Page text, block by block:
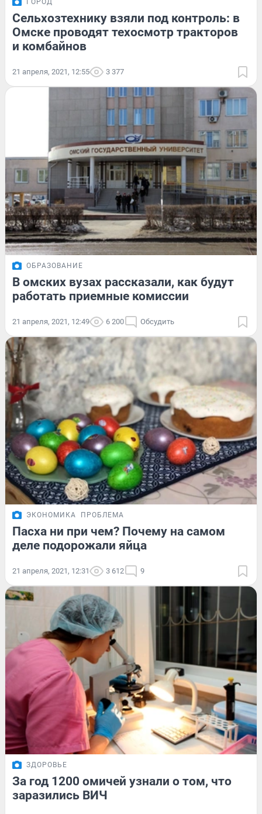
ГОРОД
Сельхозтехнику взяли под контроль: в
Омске проводят техосмотр тракторов
и комбайнов
21 апреля, 2021, 12:55 3 377
ОБРАЗОВАНИЕ
В омских вузах рассказали, как будут
работать приемные комиссии
21 апреля, 2021, 12:49 6 200 Обсудить
ЭКОНОМИКА ПРОБЛЕМА
Пасха ни при чем? Почему на самом
деле подорожали яйца
21 апреля, 2021, 12:31 3 612 9
ЗДОРОВЬЕ
За год 1200 омичей узнали о том, что
заразились ВИЧ